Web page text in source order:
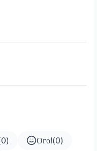
0) Ого!(0)